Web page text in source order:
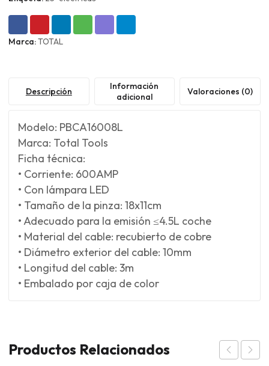
Marca:TOTAL
Descripción
Información
adicional
Valoraciones (0)
Modelo: PBCA16008L
Marca: Total Tools
Ficha técnica:
• Corriente: 600AMP
• Con lámpara LED
• Tamaño de la pinza: 18x11cm
• Adecuado para la emisión ≤4.5L coche
• Material del cable: recubierto de cobre
• Diámetro exterior del cable: 10mm
• Longitud del cable: 3m
• Embalado por caja de color
Productos Relacionados